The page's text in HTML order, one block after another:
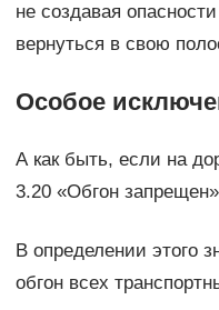
не создавая
вернуться в свою
Особое
А как быть, если на
3.20 «Обгон
В определении этого
обгон всех